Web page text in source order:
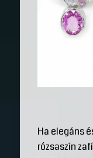
Ha elegáns
rózsaszín